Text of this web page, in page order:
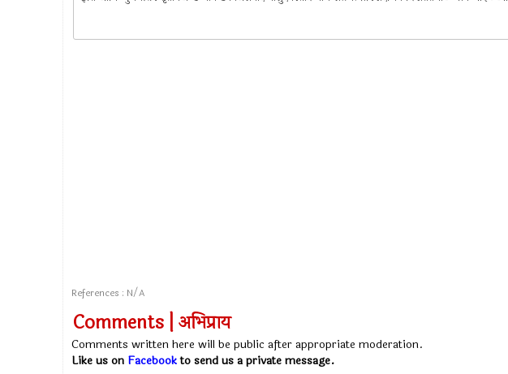
References : N/A
Comments | अभिप्राय
Comments written here will be public after appropriate moderation.
Like us on Facebookto send us a private message.